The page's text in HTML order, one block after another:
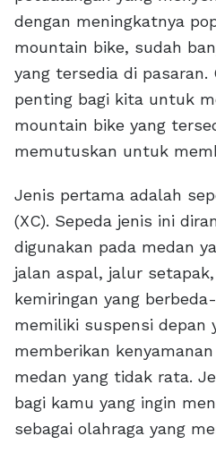
dengan meningkatnya
mountain bike, sudah
yang tersedia di pasaran.
penting bagi kita untuk
mountain bike yang
memutuskan untuk
Jenis pertama adalah
(XC). Sepeda jenis ini
digunakan pada medan
jalan aspal, jalur
kemiringan yang
memiliki suspensi depan
memberikan
medan yang tidak rata.
bagi kamu yang ingin
sebagai olahraga yang